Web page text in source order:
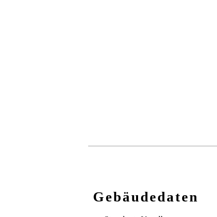
Gebäudedaten